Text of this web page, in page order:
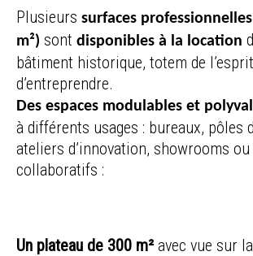
Plusieurs surfaces
m²) sontdisponibles à la location
bâtiment historique, totem de l’esprit
d’entreprendre.
Des espaces modulables et
à différents usages : bureaux, pôles
ateliers d’innovation, showrooms ou
collaboratifs :
Un plateau de 300 m² avec vue sur